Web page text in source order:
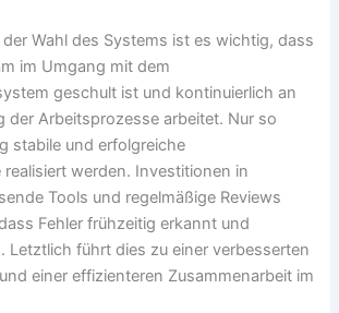
Wahl des Systems ist es wichtig, dass
im Umgang mit dem
geschult ist und kontinuierlich an
der Arbeitsprozesse arbeitet. Nur so
stabile und erfolgreiche
werden. Investitionen in
Tools und regelmäßige Reviews
Fehler frühzeitig erkannt und
Letztlich führt dies zu einer verbesserten
einer effizienteren Zusammenarbeit im